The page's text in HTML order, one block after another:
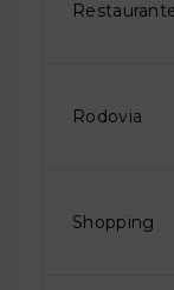
Rodovia
Shopping